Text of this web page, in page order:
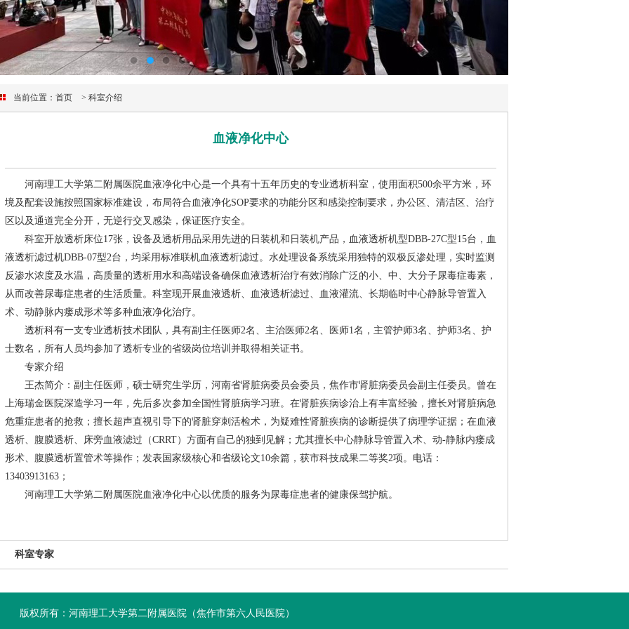
当前位置： 首页 > 科室介绍
血液净化中心
河南理工大学第二附属医院血液净化中心是一个具有十五年历史的专业透析科室，使用面积500余平方米，环
境及配套设施按照国家标准建设，布局符合血液净化SOP要求的功能分区和感染控制要求，办公区、清洁区、治疗
区以及通道完全分开，无逆行交叉感染，保证医疗安全。
科室开放透析床位17张，设备及透析用品采用先进的日装机和日装机产品，血液透析机型DBB-27C型15台，血
液透析滤过机DBB-07型2台，均采用标准联机血液透析滤过。水处理设备系统采用独特的双极反渗处理，实时监测
反渗水浓度及水温，高质量的透析用水和高端设备确保血液透析治疗有效消除广泛的小、中、大分子尿毒症毒素，
从而改善尿毒症患者的生活质量。科室现开展血液透析、血液透析滤过、血液灌流、长期临时中心静脉导管置入
术、动静脉内瘘成形术等多种血液净化治疗。
透析科有一支专业透析技术团队，具有副主任医师2名、主治医师2名、医师1名，主管护师3名、护师3名、护
士数名，所有人员均参加了透析专业的省级岗位培训并取得相关证书。
专家介绍
王杰简介：副主任医师，硕士研究生学历，河南省肾脏病委员会委员，焦作市肾脏病委员会副主任委员。曾在
上海瑞金医院深造学习一年，先后多次参加全国性肾脏病学习班。在肾脏疾病诊治上有丰富经验，擅长对肾脏病急
危重症患者的抢救；擅长超声直视引导下的肾脏穿刺活检术，为疑难性肾脏疾病的诊断提供了病理学证据；在血液
透析、腹膜透析、床旁血液滤过（CRRT）方面有自己的独到见解；尤其擅长中心静脉导管置入术、动-静脉内瘘成
形术、腹膜透析置管术等操作；发表国家级核心和省级论文10余篇，获市科技成果二等奖2项。电话：
13403913163；
河南理工大学第二附属医院血液净化中心以优质的服务为尿毒症患者的健康保驾护航。
科室专家
版权所有：河南理工大学第二附属医院（焦作市第六人民医院）